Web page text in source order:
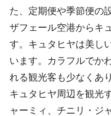
た、定期便や季節便の
ザフェール空港からキ
す。キュタヒヤは美し
います。カラフルでか
れる観光客も少なくあ
キュタヒヤ周辺を観光
ャーミィ、チニリ・ジ